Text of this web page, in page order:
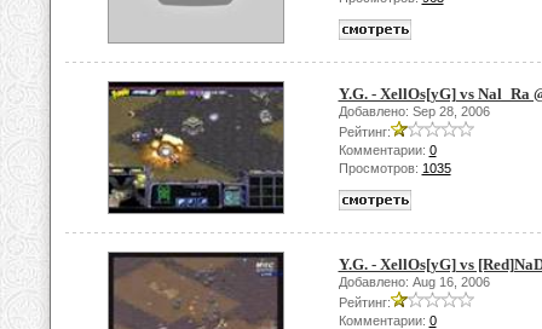
Y.G. - XellOs[yG] vs Nal_Ra
Добавлено: Sep 28, 2006
Рейтинг:
Комментарии: 0
Просмотров: 1035
Y.G. - XellOs[yG] vs
Добавлено: Aug 16, 2006
Рейтинг:
Комментарии: 0